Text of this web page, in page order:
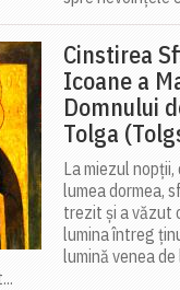
Cinstirea
Icoane a
Domnului
Tolga
La miezul
lumea dormea,
trezit și a văzut
lumina întreg
lumină venea